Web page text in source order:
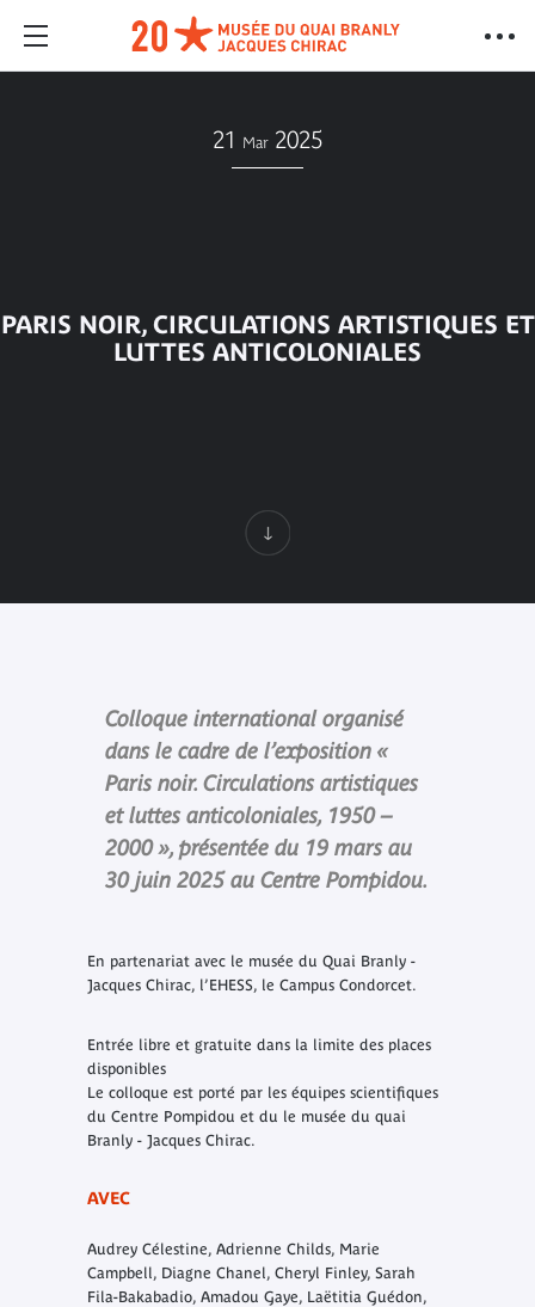
21 Mar 2025
PARIS NOIR, CIRCULATIONS ARTISTIQUES ET
LUTTES ANTICOLONIALES
Colloque international organisé
dans le cadre de l’exposition «
Paris noir. Circulations artistiques
et luttes anticoloniales, 1950 –
2000 », présentée du 19 mars au
30 juin 2025 au Centre Pompidou.
En partenariat avec le musée du Quai Branly -
Jacques Chirac, l’EHESS, le Campus Condorcet.
Entrée libre et gratuite dans la limite des places
disponibles
Le colloque est porté par les équipes scientifiques
du Centre Pompidou et du le musée du quai
Branly - Jacques Chirac.
AVEC
Audrey Célestine, Adrienne Childs, Marie
Campbell, Diagne Chanel, Cheryl Finley, Sarah
Fila-Bakabadio, Amadou Gaye, Laëtitia Guédon,